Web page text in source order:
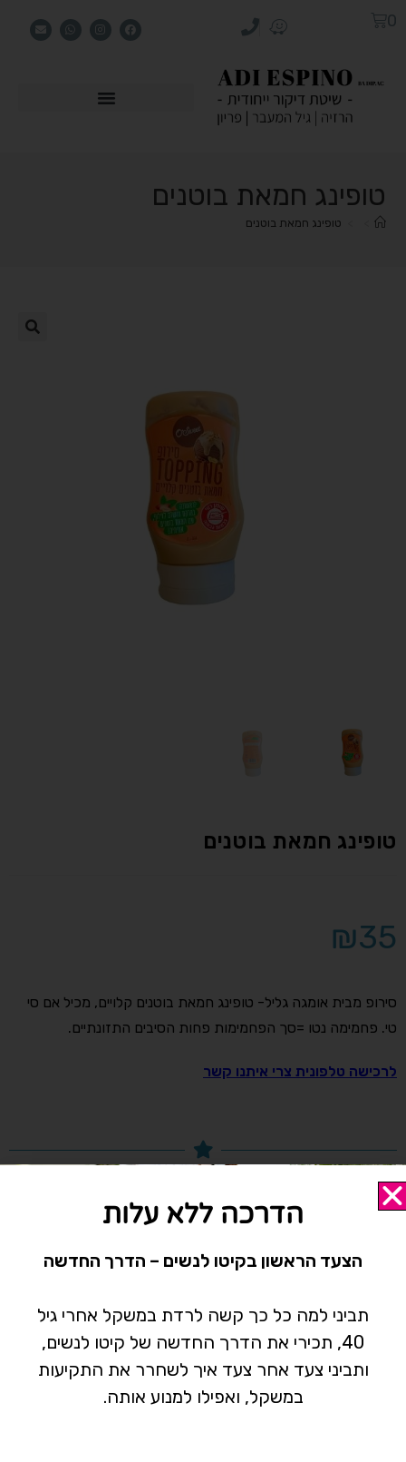
0
טופינג חמאת בוטנים
טופינג חמאת בוטנים
טופינג חמאת בוטנים
₪35
סירופ מבית אומגה גליל- טופינג חמאת בוטנים קלויים, מכיל אם סי
טי. פחמימה נטו =סך הפחמימות פחות הסיבים התזונתיים.
לרכישה טלפונית צרי איתנו קשר
מיקום
הקליניקה נמצאת ברחוב התדהר 15, בית אליהו , אזור התעשייה
הקליניקה פעילה בימים ראשון-חמישי בין השעות 8:00-14:30
וביום שישי בין השעות 8:00-14:00
אותיות קטנות אבל חשובות
*המחיר כולל מע"מ
הדרכה ללא עלות
הצעד הראשון בקיטו לנשים – הדרך החדשה
תביני למה כל כך קשה לרדת במשקל אחרי גיל
40, תכירי את הדרך החדשה של קיטו לנשים,
ותביני צעד אחר צעד איך לשחרר את התקיעות
במשקל, ואפילו למנוע אותה.